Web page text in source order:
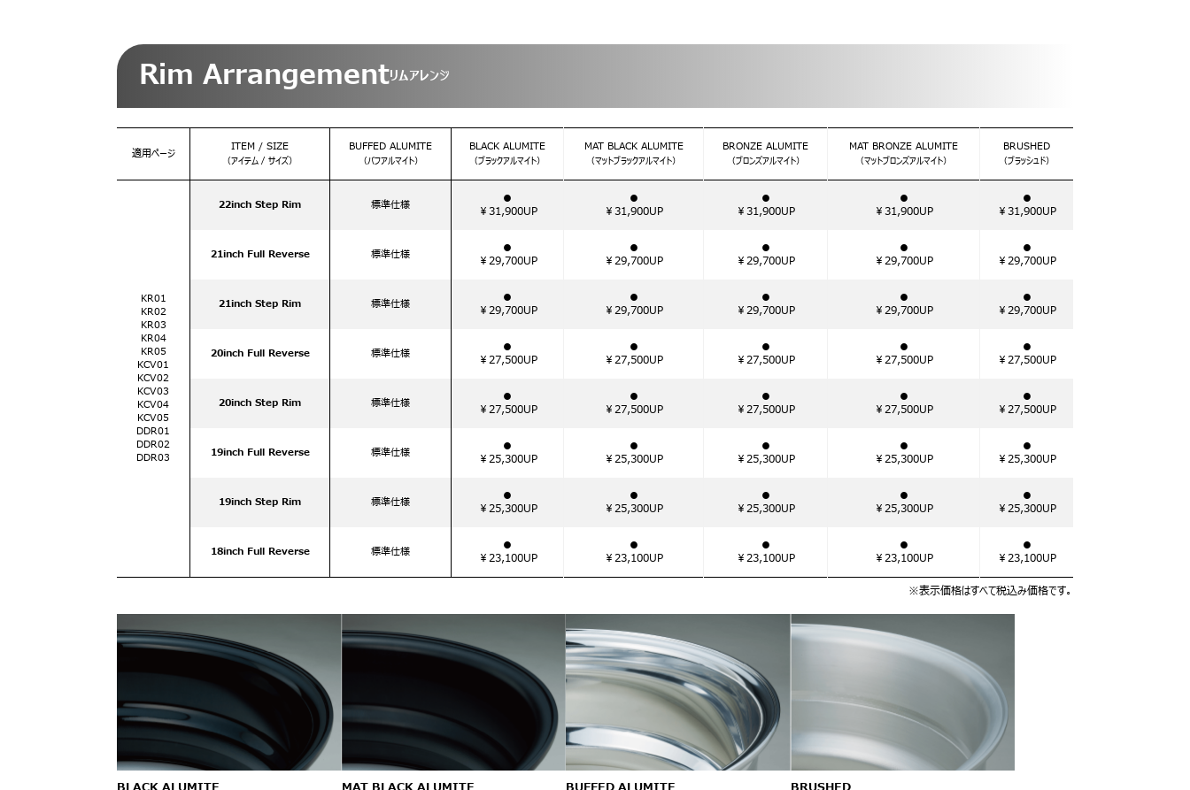
Rim Arrangementリムアレンジ
適用ページ ITEM / SIZE
（アイテム / サイズ）
BUFFED ALUMITE
（バフアルマイト）
BLACK ALUMITE
（ブラックアルマイト）
MAT BLACK ALUMITE
（マットブラックアルマイト）
BRONZE ALUMITE
（ブロンズアルマイト）
MAT BRONZE ALUMITE
（マットブロンズアルマイト）
BRUSHED
（ブラッシュド）
KR01
KR02
KR03
KR04
KR05
KCV01
KCV02
KCV03
KCV04
KCV05
DDR01
DDR02
DDR03
22inch Step Rim 標準仕様
●
￥31,900UP
●
￥31,900UP
●
￥31,900UP
●
￥31,900UP
●
￥31,900UP
21inch Full Reverse 標準仕様
●
￥29,700UP
●
￥29,700UP
●
￥29,700UP
●
￥29,700UP
●
￥29,700UP
21inch Step Rim 標準仕様
●
￥29,700UP
●
￥29,700UP
●
￥29,700UP
●
￥29,700UP
●
￥29,700UP
20inch Full Reverse 標準仕様
●
￥27,500UP
●
￥27,500UP
●
￥27,500UP
●
￥27,500UP
●
￥27,500UP
20inch Step Rim 標準仕様
●
￥27,500UP
●
￥27,500UP
●
￥27,500UP
●
￥27,500UP
●
￥27,500UP
19inch Full Reverse 標準仕様
●
￥25,300UP
●
￥25,300UP
●
￥25,300UP
●
￥25,300UP
●
￥25,300UP
19inch Step Rim 標準仕様
●
￥25,300UP
●
￥25,300UP
●
￥25,300UP
●
￥25,300UP
●
￥25,300UP
18inch Full Reverse 標準仕様
●
￥23,100UP
●
￥23,100UP
●
￥23,100UP
●
￥23,100UP
●
￥23,100UP
※表示価格はすべて税込み価格です。